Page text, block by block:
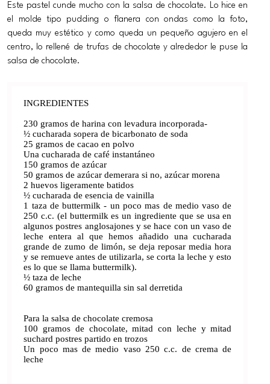
Este pastel cunde mucho con la salsa de chocolate. Lo hice en
el molde tipo pudding o flanera con ondas como la foto,
queda muy estético y como queda un pequeño agujero en el
centro, lo rellené de trufas de chocolate y alrededor le puse la
salsa de chocolate.
INGREDIENTES
230 gramos de harina con levadura incorporada-
½ cucharada sopera de bicarbonato de soda
25 gramos de cacao en polvo
Una cucharada de café instantáneo
150 gramos de azúcar
50 gramos de azúcar demerara si no, azúcar morena
2 huevos ligeramente batidos
½ cucharada de esencia de vainilla
1 taza de buttermilk - un poco mas de medio vaso de
250 c.c. (el buttermilk es un ingrediente que se usa en
algunos postres anglosajones y se hace con un vaso de
leche entera al que hemos añadido una cucharada
grande de zumo de limón, se deja reposar media hora
y se remueve antes de utilizarla, se corta la leche y esto
es lo que se llama buttermilk).
½ taza de leche
60 gramos de mantequilla sin sal derretida
Para la salsa de chocolate cremosa
100 gramos de chocolate, mitad con leche y mitad
suchard postres partido en trozos
Un poco mas de medio vaso 250 c.c. de crema de
leche